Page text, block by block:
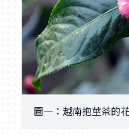
圖一：越南抱莖茶的